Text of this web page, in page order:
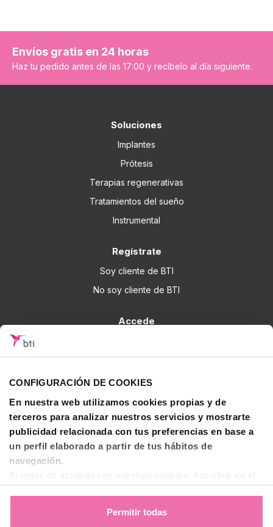
CONFIGURACIÓN DE COOKIES
En nuestra web utilizamos cookies propias y de
terceros para analizar nuestros servicios y mostrarte
publicidad relacionada con tus preferencias en base a
un perfil elaborado a partir de tus hábitos de
navegación.
Si estás de acuerdo con nuestras cookies, haz click en el
Permitir todas
Envíos gratis en 24 horas
Haz tu pedido antes de las 17:00 y recíbelo al día siguiente.
Soluciones
Implantes
Prótesis
Terapias regenerativas
Tratamientos del sueño
Instrumental
Regístrate
Soy cliente de BTI
No soy cliente de BTI
Accede
Investigación
Formación - BTI Training Center